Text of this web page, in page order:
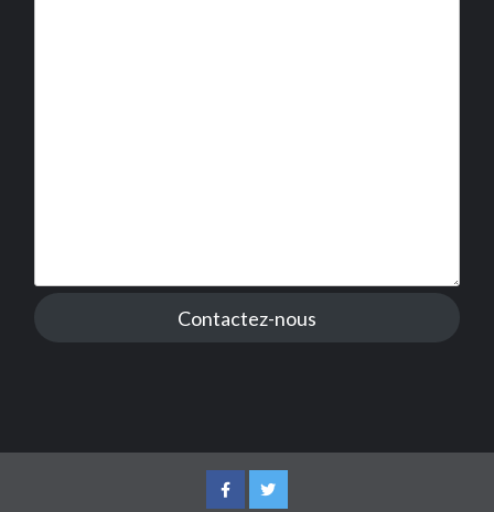
Contactez-nous
FacebookTwitter